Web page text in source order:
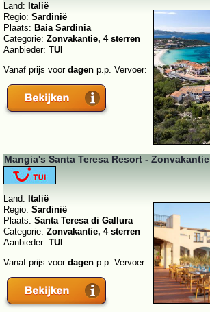
Land: Italië
Regio: Sardinië
Plaats: Baia Sardinia
Categorie: Zonvakantie, 4 sterren
Aanbieder: TUI
Vanaf prijs voor dagen p.p. Vervoer:
Mangia's Santa Teresa Resort - Zonvakantie
Land: Italië
Regio: Sardinië
Plaats: Santa Teresa di Gallura
Categorie: Zonvakantie, 4 sterren
Aanbieder: TUI
Vanaf prijs voor dagen p.p. Vervoer: